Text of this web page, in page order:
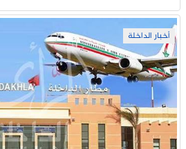
أخبار الداخلة